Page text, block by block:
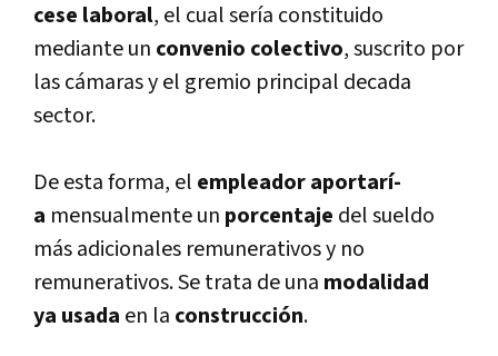
cese laboral, el cual serí­a constituido
mediante un convenio colectivo, suscrito por
las cámaras y el gremio principal decada
sector.
De esta forma, el empleador aportarí­
a mensualmente un porcentaje del sueldo
más adicionales remunerativos y no
remunerativos. Se trata de una modalidad
ya usada en la construcción.